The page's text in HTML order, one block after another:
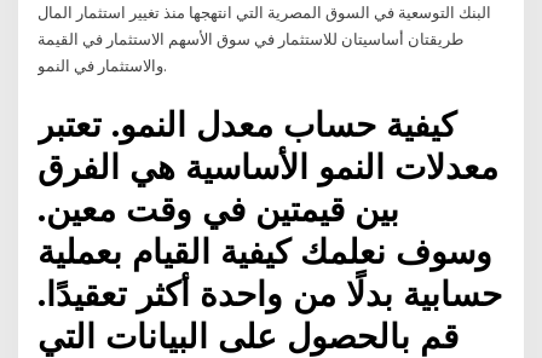
البنك التوسعية في السوق المصرية التي انتهجها منذ تغيير استثمار المال
طريقتان أساسيتان للاستثمار في سوق الأسهم الاستثمار في القيمة
والاستثمار في النمو.
كيفية حساب معدل النمو. تعتبر
معدلات النمو الأساسية هي الفرق
بين قيمتين في وقت معين.
وسوف نعلمك كيفية القيام بعملية
حسابية بدلًا من واحدة أكثر تعقيدًا.
قم بالحصول على البيانات التي